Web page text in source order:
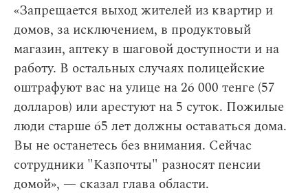
«Запрещается выход жителей из квартир и
домов, за исключением, в продуктовый
магазин, аптеку в шаговой доступности и на
работу. В остальных случаях полицейские
оштрафуют вас на улице на 26 000 тенге (57
долларов) или арестуют на 5 суток. Пожилые
люди старше 65 лет должны оставаться дома.
Вы не останетесь без внимания. Сейчас
сотрудники "Казпочты" разносят пенсии
домой», — сказал глава области.